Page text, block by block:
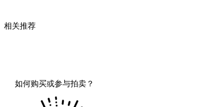
相关推荐
如何购买或参与拍卖？